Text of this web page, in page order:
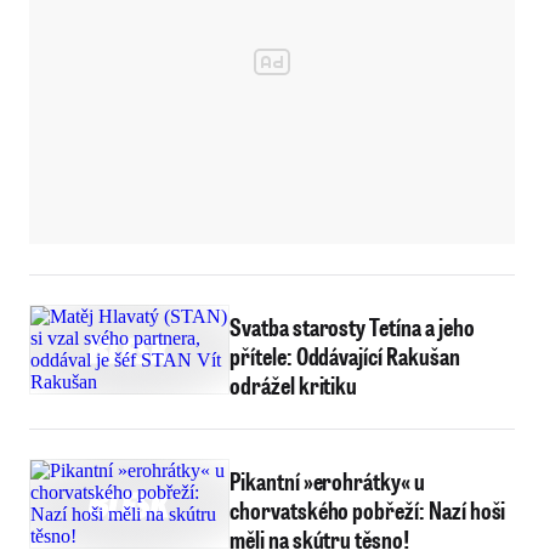
Svatba starosty Tetína a jeho
přítele: Oddávající Rakušan
odrážel kritiku
Pikantní »erohrátky« u
chorvatského pobřeží: Nazí hoši
měli na skútru těsno!